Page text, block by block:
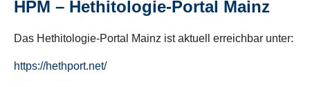
HPM – Hethitologie-Portal Mainz
Das Hethitologie-Portal Mainz ist aktuell erreichbar unter:
https://hethport.net/